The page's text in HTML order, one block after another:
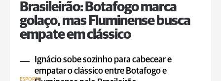
Brasileirão: Botafogo marca
golaço, mas Fluminense busca
empate em clássico
Ignácio sobe sozinho para cabecear e
empatar o clássico entre Botafogo e
ESPORTE